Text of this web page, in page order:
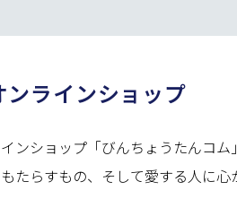
ンラインショップ
ンショップ「びんちょうたんコ
たらすもの、そして愛する人に心